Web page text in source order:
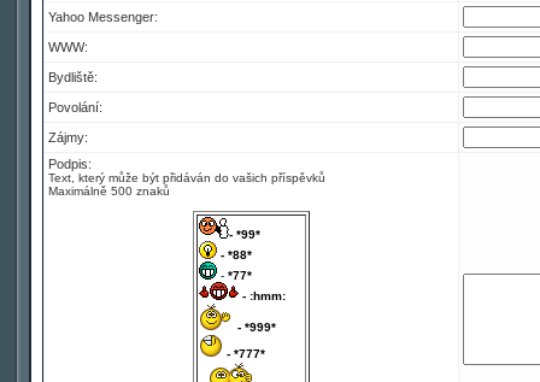
Yahoo Messenger:
WWW:
Bydliště:
Povolání:
Zájmy:
Podpis:
Text, který může být přidáván do vašich příspěvků
Maximálně 500 znaků
- *99*
- *88*
- *77*
- :hmm:
- *999*
- *777*